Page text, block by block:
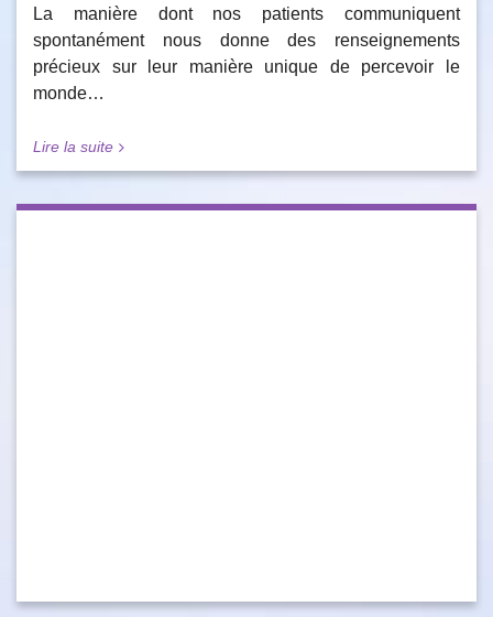
La manière dont nos patients communiquent
spontanément nous donne des renseignements
précieux sur leur manière unique de percevoir le
monde…
Lire la suite